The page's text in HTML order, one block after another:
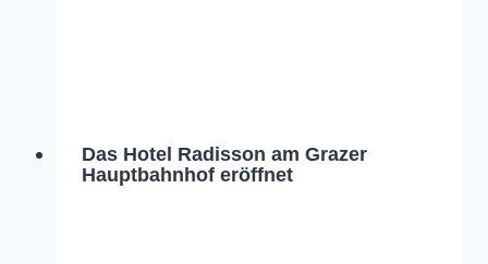
Das Hotel Radisson am Grazer
Hauptbahnhof eröffnet